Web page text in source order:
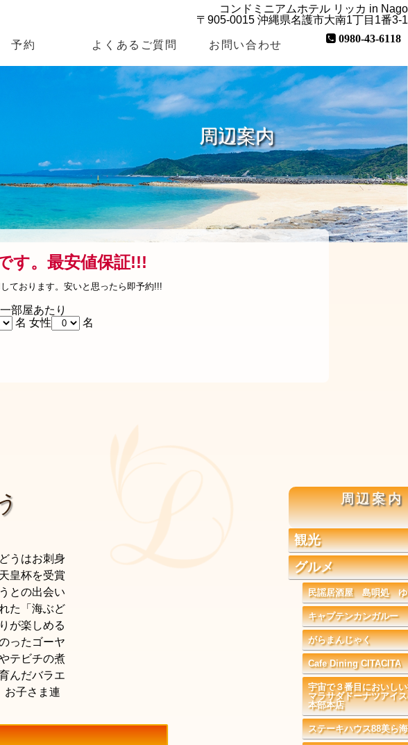
コンドミニアムホテル リッカ in Nago
〒905-0015 沖縄県名護市大南1丁目1番3-1
0980-43-6118
予約 よくあるご質問 お問い合わせ
周辺案内
す。最安値保証!!!
ております。安いと思ったら即予約!!!
一部屋あたり
名 女性 名
うはお刺身
皇杯を受賞
との出会い
た「海ぶど
が楽しめる
ったゴーヤ
テビチの煮
んだバラエ
お子さま連
周辺案内
観光
グルメ
民謡居酒屋 島唄処 ゆ
キャプテンカンガルー
がらまんじゃく
Cafe Dining CITACITA
宇宙で３番目においし
マラサダドーナツアイ
本部本店
ステーキハウス88美ら